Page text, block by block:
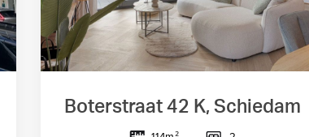
Boterstraat 42 K, Schiedam